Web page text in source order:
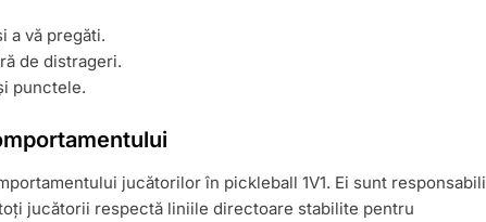
a vă pregăti.
de distrageri.
punctele.
jucătorilor în pickleball 1V1. Ei sunt responsabili
jucătorii respectă liniile directoare stabilite pentru